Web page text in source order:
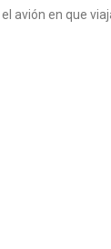
avión en que